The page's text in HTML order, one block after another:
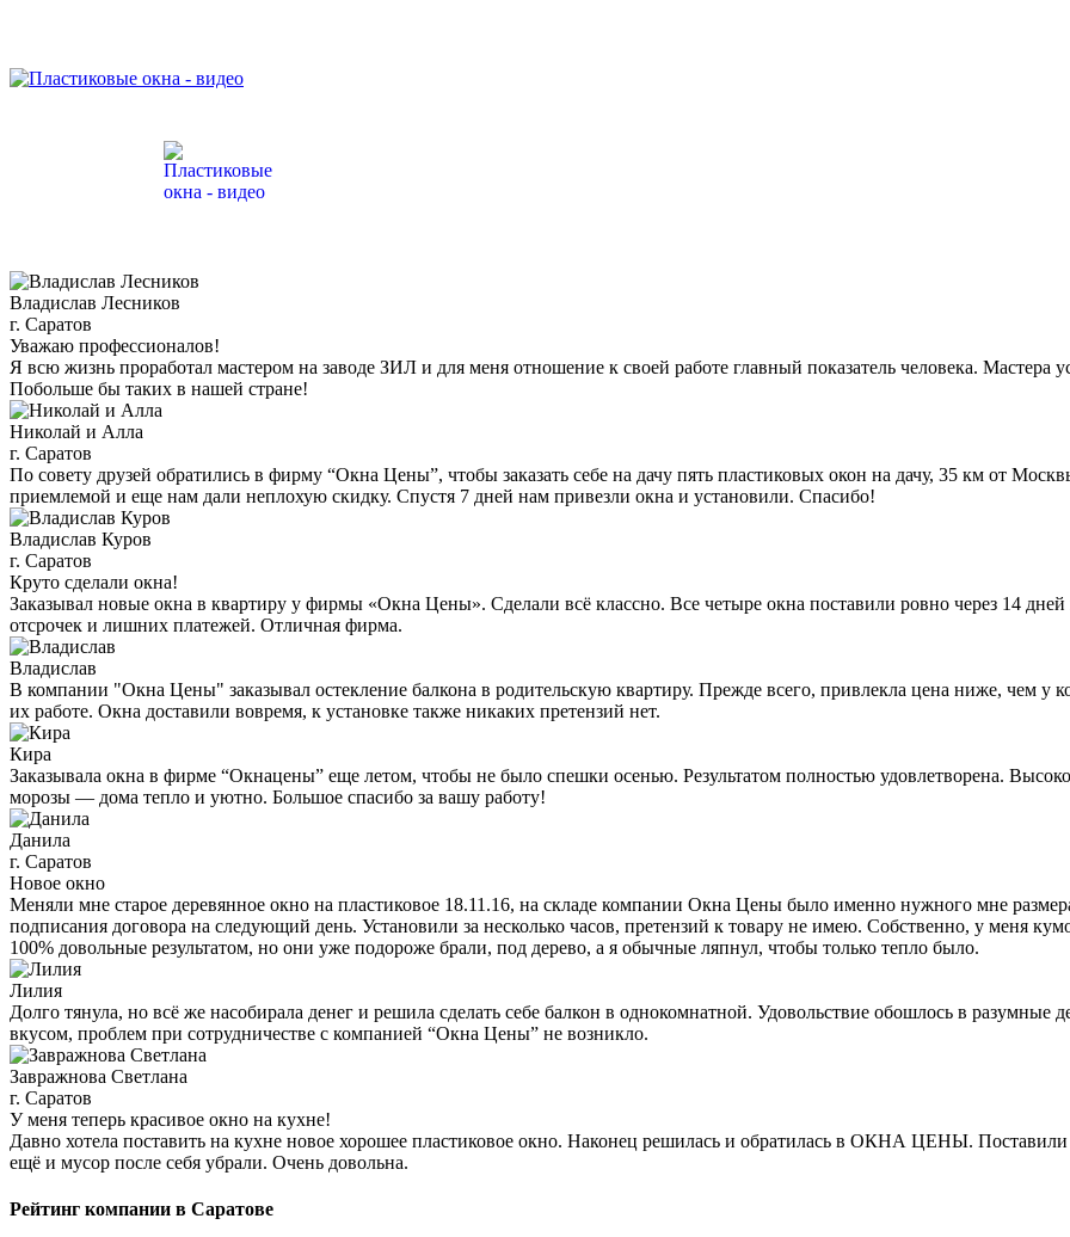
Владислав Лесников
г. Саратов
Уважаю профессионалов!
Я всю жизнь проработал мастером на заводе ЗИЛ и для меня отношение к своей работе главный показатель человека. Мастера
Побольше бы таких в нашей стране!
Николай и Алла
г. Саратов
По совету друзей обратились в фирму “Окна Цены”, чтобы заказать себе на дачу пять пластиковых окон на дачу, 35 км от
приемлемой и еще нам дали неплохую скидку. Спустя 7 дней нам привезли окна и установили. Спасибо!
Владислав Куров
г. Саратов
Круто сделали окна!
Заказывал новые окна в квартиру у фирмы «Окна Цены». Сделали всё классно. Все четыре окна поставили ровно через 14
отсрочек и лишних платежей. Отличная фирма.
Владислав
В компании "Окна Цены" заказывал остекление балкона в родительскую квартиру. Прежде всего, привлекла цена ниже, чем у
их работе. Окна доставили вовремя, к установке также никаких претензий нет.
Кира
Заказывала окна в фирме “Окнацены” еще летом, чтобы не было спешки осенью. Результатом полностью удовлетворена.
морозы — дома тепло и уютно. Большое спасибо за вашу работу!
Данила
г. Саратов
Новое окно
Меняли мне старое деревянное окно на пластиковое 18.11.16, на складе компании Окна Цены было именно нужного мне
подписания договора на следующий день. Установили за несколько часов, претензий к товару не имею. Собственно, у меня
100% довольные результатом, но они уже подороже брали, под дерево, а я обычные ляпнул, чтобы только тепло было.
Лилия
Долго тянула, но всё же насобирала денег и решила сделать себе балкон в однокомнатной. Удовольствие обошлось в разумные
вкусом, проблем при сотрудничестве с компанией “Окна Цены” не возникло.
Завражнова Светлана
г. Саратов
У меня теперь красивое окно на кухне!
Давно хотела поставить на кухне новое хорошее пластиковое окно. Наконец решилась и обратилась в ОКНА ЦЕНЫ. Поставили
ещё и мусор после себя убрали. Очень довольна.
Рейтинг компании в Саратове